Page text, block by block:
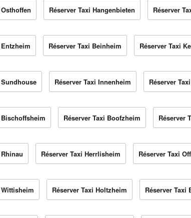
Réserver Taxi Hangenbieten Réserver
Réserver Taxi Beinheim Réserver Taxi
Réserver Taxi Innenheim Réserver
Réserver Taxi Boofzheim Réserver
Réserver Taxi Herrlisheim Réserver Taxi
Réserver Taxi Holtzheim Réserver Taxi